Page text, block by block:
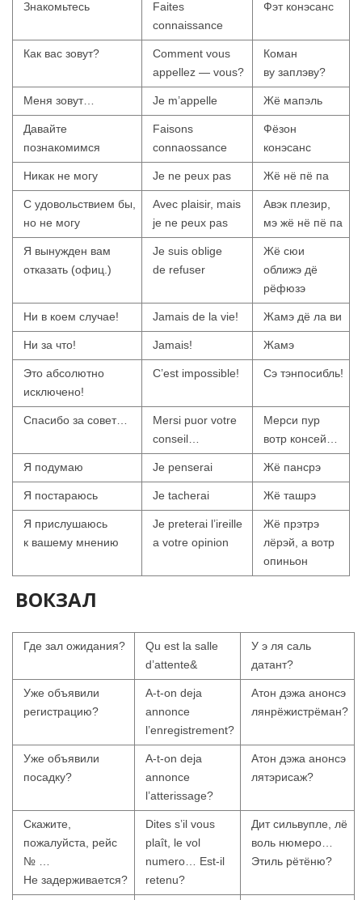
Знакомьтесь
Faites
connaissance
Фэт конэсанс
Как вас зовут?
Comment vous
appellez — vous?
Коман
ву заплэву?
Меня зовут… Je m’appelle Жё мапэль
Давайте
познакомимся
Faisons
connaossance
Фёзон
конэсанс
Никак не могу Je ne peux pas Жё нё пё па
С удовольствием бы,
но не могу
Avec plaisir, mais
je ne peux pas
Авэк плезир,
мэ жё нё пё па
Я вынужден вам
отказать (офиц.)
Je suis oblige
de refuser
Жё сюи
оближэ дё
рёфюзэ
Ни в коем случае! Jamais de la vie! Жамэ дё ла ви
Ни за что! Jamais! Жамэ
Это абсолютно
исключено!
C’est impossible! Сэ тэнпосибль!
Спасибо за совет…
Mersi puor votre
conseil…
Мерси пур
вотр консей…
Я подумаю Je penserai Жё пансрэ
Я постараюсь Je tacherai Жё ташрэ
Я прислушаюсь
к вашему мнению
Je preterai l’ireille
a votre opinion
Жё прэтрэ
лёрэй, а вотр
опиньон
ВОКЗАЛ
Где зал ожидания?
Qu est la salle
d’attente&
У э ля саль
датант?
Уже объявили
регистрацию?
A-t-on deja
annonce
l’enregistrement?
Атон дэжа анонсэ
лянрёжистрёман?
Уже объявили
посадку?
A-t-on deja
annonce
l’atterissage?
Атон дэжа анонсэ
лятэрисаж?
Скажите,
пожалуйста, рейс
№ …
Не задерживается?
Dites s’il vous
plaît, le vol
numero… Est-il
retenu?
Дит сильвупле, лё
воль нюмеро…
Этиль рётёню?